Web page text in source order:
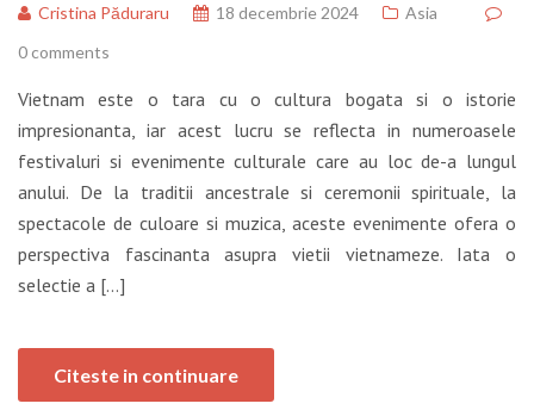
Cristina Păduraru 18 decembrie 2024
Asia
0 comments
Vietnam este o tara cu o cultura bogata si o istorie
impresionanta, iar acest lucru se reflecta in numeroasele
festivaluri si evenimente culturale care au loc de-a lungul
anului. De la traditii ancestrale si ceremonii spirituale, la
spectacole de culoare si muzica, aceste evenimente ofera o
perspectiva fascinanta asupra vietii vietnameze. Iata o
selectie a […]
Citeste in continuare